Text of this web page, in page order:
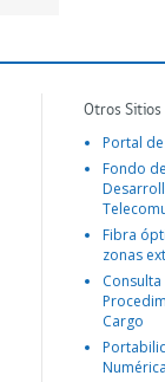
Otros
Portal
Fondo
Fibra
zonas
Consulta
Cargo